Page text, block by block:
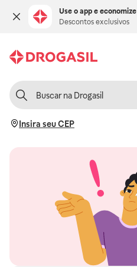
Use o app e economize
Descontos exclusivos
Insira seu CEP